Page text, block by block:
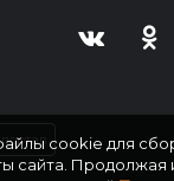
cookie для
сайта. Продолжая